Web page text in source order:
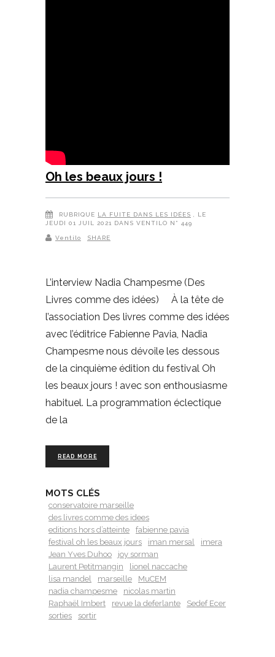
Oh les beaux jours !
RUBRIQUE LA FUITE DANS LES IDÉES
, LE
JEUDI 01 JUIL 2021 DANS VENTILO N° 449
Ventilo SHARE
L’interview Nadia Champesme (Des
Livres comme des idées) À la tête de
l’association Des livres comme des idées
avec l’éditrice Fabienne Pavia, Nadia
Champesme nous dévoile les dessous
de la cinquième édition du festival Oh
les beaux jours ! avec son enthousiasme
habituel. La programmation éclectique
de la
READ MORE
MOTS CLÉS
conservatoire marseille
des livres comme des idees
editions hors d’atteinte
fabienne pavia
festival oh les beaux jours
iman mersal
imera
Jean Yves Duhoo
joy sorman
Laurent Petitmangin
lionel naccache
lisa mandel
marseille
MuCEM
nadia champesme
nicolas martin
Raphaël Imbert
revue la deferlante
Sedef Ecer
sorties
sortir